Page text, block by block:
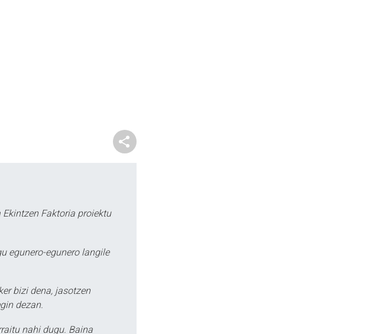
Faktoria proiektu
egunero-egunero langile
bizi dena, jasotzen
dezan.
nahi dugu. Baina